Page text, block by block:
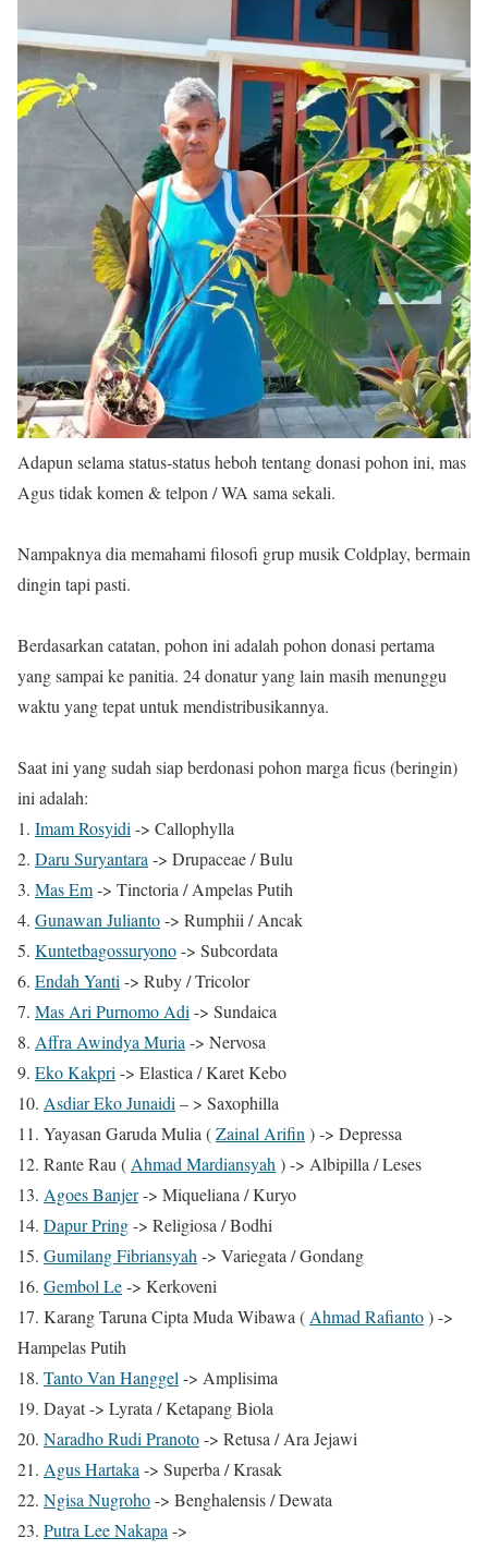
Adapun selama status-status heboh tentang donasi pohon ini, mas
Agus tidak komen & telpon / WA sama sekali.
Nampaknya dia memahami filosofi grup musik Coldplay, bermain
dingin tapi pasti.
Berdasarkan catatan, pohon ini adalah pohon donasi pertama
yang sampai ke panitia. 24 donatur yang lain masih menunggu
waktu yang tepat untuk mendistribusikannya.
Saat ini yang sudah siap berdonasi pohon marga ficus (beringin)
ini adalah:
1. Imam Rosyidi -> Callophylla
2. Daru Suryantara -> Drupaceae / Bulu
3. Mas Em-> Tinctoria / Ampelas Putih
4. Gunawan Julianto-> Rumphii / Ancak
5. Kuntetbagossuryono-> Subcordata
6. Endah Yanti -> Ruby / Tricolor
7. Mas Ari Purnomo Adi -> Sundaica
8. Affra Awindya Muria -> Nervosa
9. Eko Kakpri -> Elastica / Karet Kebo
10. Asdiar Eko Junaidi – > Saxophilla
11. Yayasan Garuda Mulia (Zainal Arifin ) -> Depressa
12. Rante Rau ( Ahmad Mardiansyah ) -> Albipilla / Leses
13. Agoes Banjer-> Miqueliana / Kuryo
14. Dapur Pring-> Religiosa / Bodhi
15. Gumilang Fibriansyah -> Variegata / Gondang
16. Gembol Le-> Kerkoveni
17. Karang Taruna Cipta Muda Wibawa ( Ahmad Rafianto) ->
Hampelas Putih
18. Tanto Van Hanggel -> Amplisima
19. Dayat -> Lyrata / Ketapang Biola
20. Naradho Rudi Pranoto-> Retusa / Ara Jejawi
21. Agus Hartaka -> Superba / Krasak
22. Ngisa Nugroho-> Benghalensis / Dewata
23. Putra Lee Nakapa ->